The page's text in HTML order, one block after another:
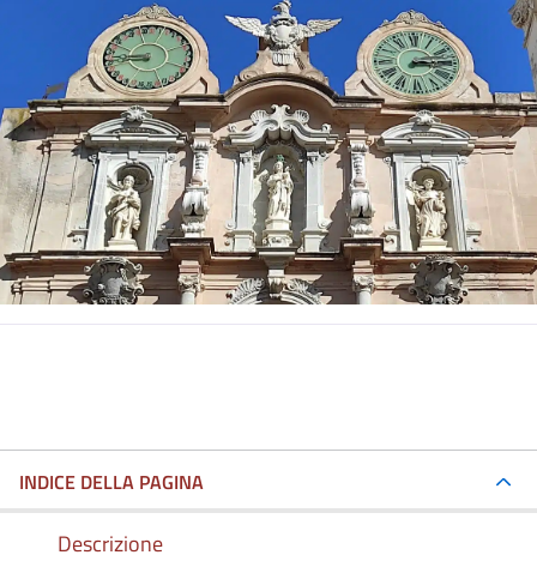
INDICE DELLA PAGINA
Descrizione